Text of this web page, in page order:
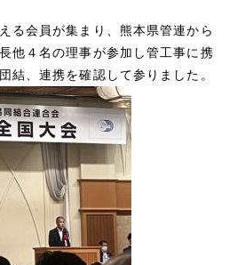
る会員が集まり、熊本県管連から
他４名の理事が参加し管工事に携
結、連携を確認して参りました。